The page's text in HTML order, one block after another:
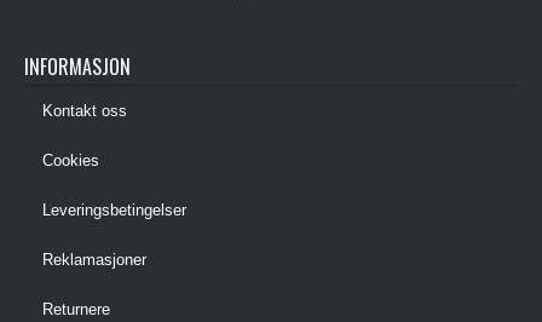
INFORMASJON
Kontakt oss
Cookies
Leveringsbetingelser
Reklamasjoner
Returnere